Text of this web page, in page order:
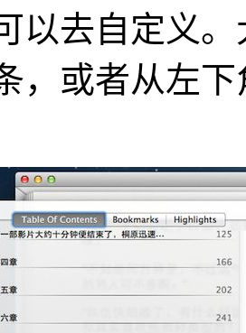
以去自定义
，或者从左